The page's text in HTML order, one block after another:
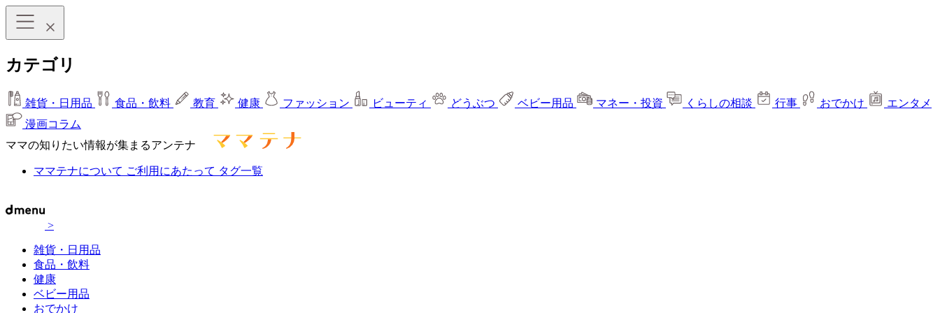
カテゴリ
雑貨・日用品 食品・飲料 教育 健康 ファッション ビューティ どうぶつ ベビー用品 マネー・投資 くらしの相談 行事 おでかけ
エンタメ
漫画コラム
ママの知りたい情報が集まるアンテナ
ママテナについて ご利用にあたって タグ一覧
>
雑貨・日用品
食品・飲料
健康
ベビー用品
おでかけ